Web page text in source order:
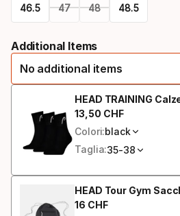
46.5 47 48 48.5
select
option:
Additional Items
No additional items
HEAD TRAINING
13 50 CHF
Prezzo finale
Colori:black
Taglia:35-38
HEAD Tour Gym
16 CHF
Prezzo finale